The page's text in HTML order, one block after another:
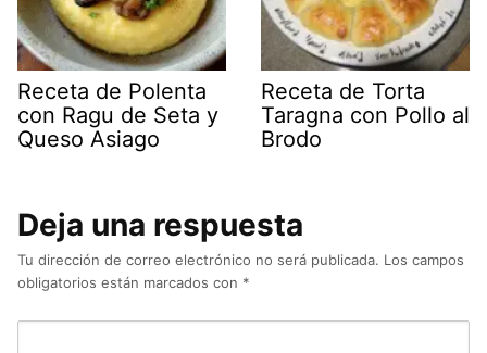
Receta de Polenta
con Ragu de Seta y
Queso Asiago
Receta de Torta
Taragna con Pollo al
Brodo
Deja una respuesta
Tu dirección de correo electrónico no será publicada. Los campos
obligatorios están marcados con *